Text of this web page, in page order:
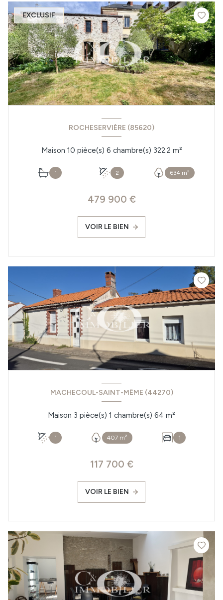
EXCLUSIF
ROCHESERVIÈRE (85620)
Maison 10 pièce(s) 6 chambre(s) 322.2 m²
1 2 634 m²
479 900 €
VOIR LE BIEN
MACHECOUL-SAINT-MÊME (44270)
Maison 3 pièce(s) 1 chambre(s) 64 m²
1 407 m² 1
117 700 €
VOIR LE BIEN